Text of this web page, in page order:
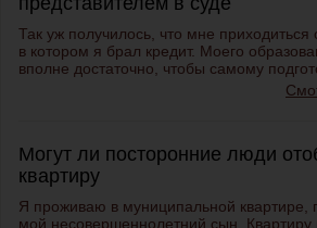
Так уж получилось, что мне приходиться
в котором я брал кредит. Моего
вполне достаточно, чтобы самому
Могут ли посторонние люди
квартиру
Я проживаю в муниципальной квартире,
мой несовершеннолетний сын.